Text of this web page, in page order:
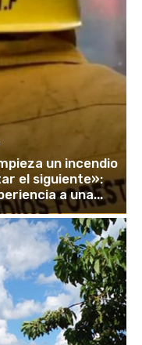
un incendio
el siguiente»:
a una...